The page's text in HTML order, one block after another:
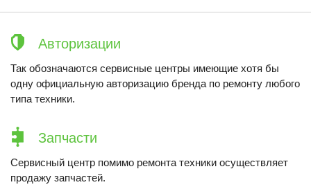
Авторизации
Так обозначаются сервисные центры имеющие хотя бы
одну официальную авторизацию бренда по ремонту любого
типа техники.
Запчасти
Сервисный центр помимо ремонта техники осуществляет
продажу запчастей.